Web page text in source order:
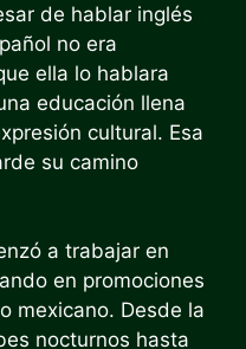
de hablar inglés
no era
ella lo hablara
educación llena
cultural. Esa
su camino
a trabajar en
en promociones
mexicano. Desde la
nocturnos hasta